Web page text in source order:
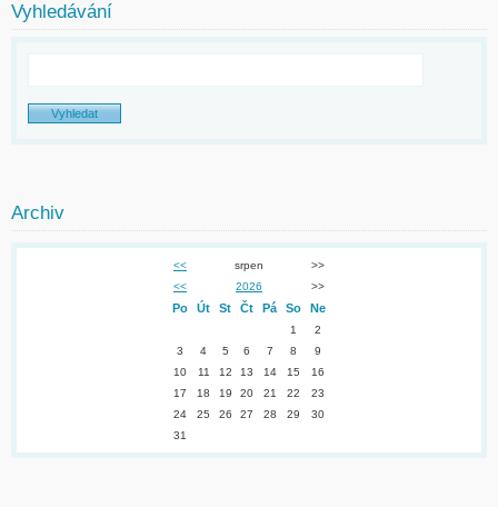
Vyhledávání
Archiv
<< srpen
>>
<<
2026 >>
Po Út St Čt Pá So Ne
1
2
3
4 5 6 7 8
9
10
11 12 13 14 15
16
17
18 19 20 21 22
23
24
25 26 27 28 29
30
31